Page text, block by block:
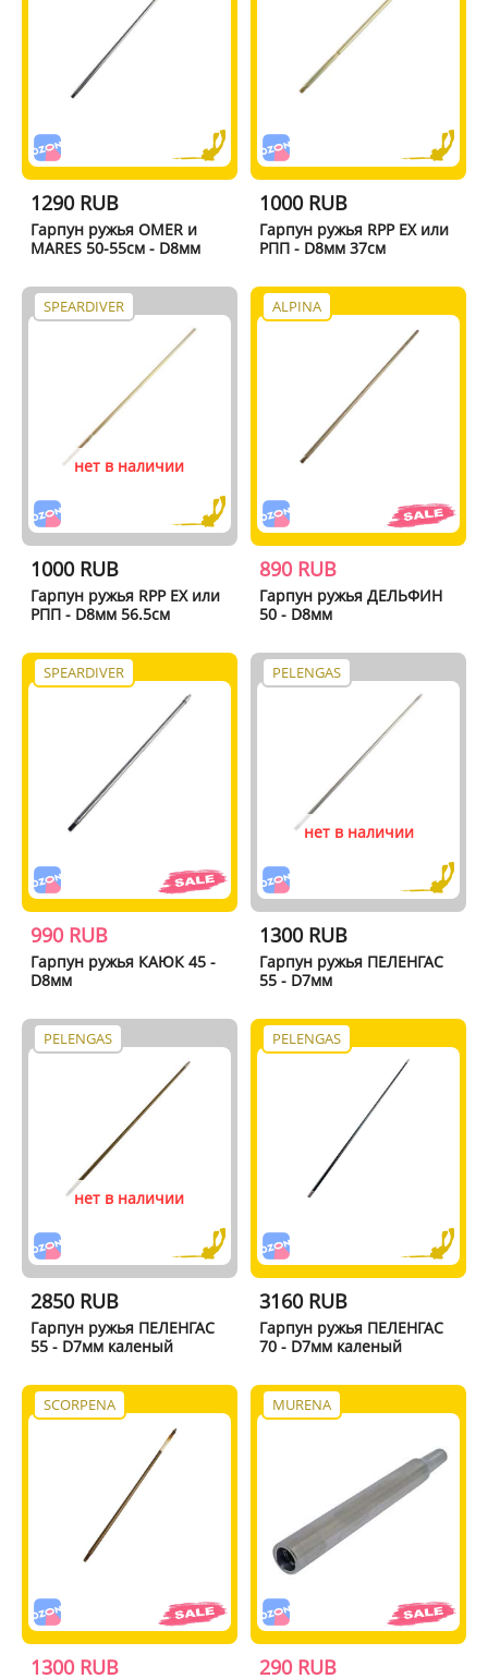
1290 RUB
Гарпун ружья OMER и
MARES 50-55см - D8мм
1000 RUB
Гарпун ружья RPP EX или
РПП - D8мм 37см
SPEARDIVER
нет в наличии
1000 RUB
Гарпун ружья RPP EX или
РПП - D8мм 56.5см
ALPINA
890 RUB
Гарпун ружья ДЕЛЬФИН
50 - D8мм
SPEARDIVER
990 RUB
Гарпун ружья КАЮК 45 -
D8мм
PELENGAS
нет в наличии
1300 RUB
Гарпун ружья ПЕЛЕНГАС
55 - D7мм
PELENGAS
нет в наличии
2850 RUB
Гарпун ружья ПЕЛЕНГАС
55 - D7мм каленый
PELENGAS
3160 RUB
Гарпун ружья ПЕЛЕНГАС
70 - D7мм каленый
SCORPENA
1300 RUB
MURENA
290 RUB